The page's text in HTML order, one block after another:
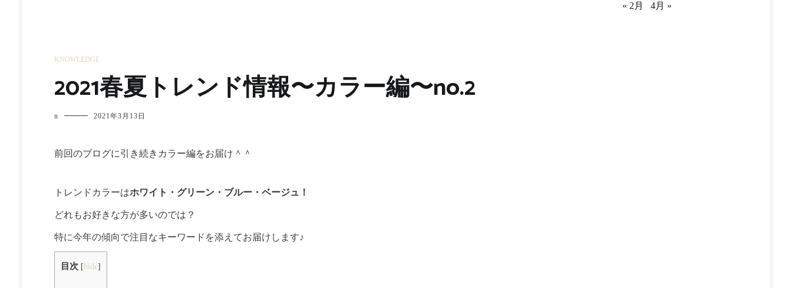
KNOWLEDGE
2021春夏トレンド情報〜カラー編〜no.2
n 2021年3月13日
前回のブログに引き続きカラー編をお届け＾＾
トレンドカラーはホワイト・グリーン・ブルー・ベージュ！
どれもお好きな方が多いのでは？
特に今年の傾向で注目なキーワードを添えてお届けします♪
目次 [ hide]
« 2月 4月 »